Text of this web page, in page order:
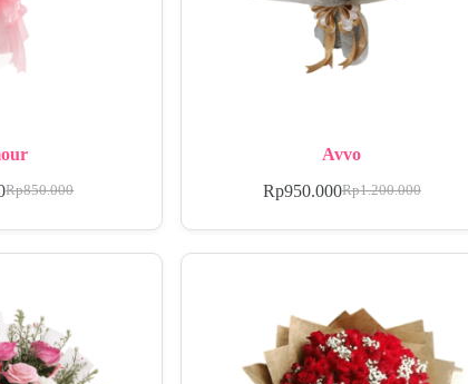
Rp850.000
Avvo
Rp1.200.000
Rp950.000